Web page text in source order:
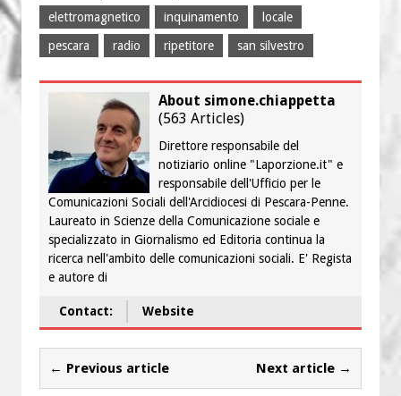
elettromagnetico
inquinamento
locale
pescara
radio ripetitore san silvestro
About simone.chiappetta
(563 Articles)
Direttore responsabile del
notiziario online "Laporzione.it" e
responsabile dell'Ufficio per le
Comunicazioni Sociali dell'Arcidiocesi di Pescara-Penne.
Laureato in Scienze della Comunicazione sociale e
specializzato in Giornalismo ed Editoria continua la
ricerca nell'ambito delle comunicazioni sociali. E' Regista
e autore di
Contact: Website
← Previous article Next article →